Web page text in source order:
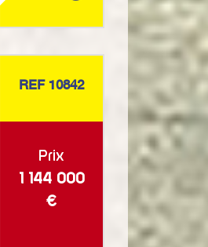
REF 10842
Prix
1 144 000
€